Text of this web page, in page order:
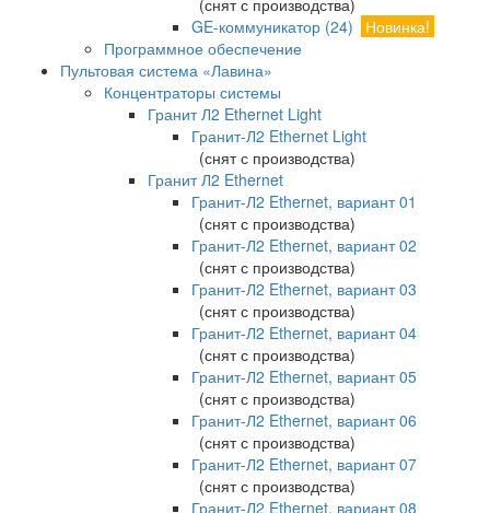
(снят с производства)
GE-коммуникатор (24)
Новинка!
Программное обеспечение
Пультовая система «Лавина»
Концентраторы системы
Гранит Л2 Ethernet Light
Гранит-Л2 Ethernet Light
(снят с производства)
Гранит Л2 Ethernet
Гранит-Л2 Ethernet, вариант 01
(снят с производства)
Гранит-Л2 Ethernet, вариант 02
(снят с производства)
Гранит-Л2 Ethernet, вариант 03
(снят с производства)
Гранит-Л2 Ethernet, вариант 04
(снят с производства)
Гранит-Л2 Ethernet, вариант 05
(снят с производства)
Гранит-Л2 Ethernet, вариант 06
(снят с производства)
Гранит-Л2 Ethernet, вариант 07
(снят с производства)
Гранит-Л2 Ethernet, вариант 08